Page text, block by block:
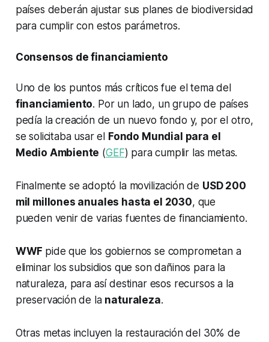
países deberán ajustar sus planes de biodiversidad
para cumplir con estos parámetros.
Consensos de financiamiento
Uno de los puntos más críticos fue el tema del
financiamiento. Por un lado, un grupo de países
pedía la creación de un nuevo fondo y, por el otro,
se solicitaba usar el Fondo Mundial para el
Medio Ambiente (GEF) para cumplir las metas.
Finalmente se adoptó la movilización de USD 200
mil millones anuales hasta el 2030, que
pueden venir de varias fuentes de financiamiento.
WWF pide que los gobiernos se comprometan a
eliminar los subsidios que son dañinos para la
naturaleza, para así destinar esos recursos a la
preservación de la naturaleza.
Otras metas incluyen la restauración del 30% de